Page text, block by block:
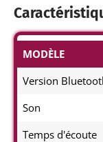
MODÈLE
Version
Son
Temps d'écoute